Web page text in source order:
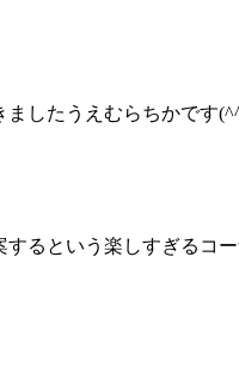
したうえむらちかです
るという楽しすぎる